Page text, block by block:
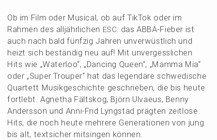
Ob im Film oder Musical, ob auf TikTok oder im
Rahmen des alljähr­li­chen ESC: das ABBA-Fieber ist
auch nach bald fünfzig Jahren unver­wüst­lich und
heizt sich bestän­dig neu auf! Mit unver­gess­li­chen
Hits wie „Water­loo“, „Dancing Queen“, „Mamma Mia“
oder „Super Trouper“ hat das legen­dä­re schwe­di­sche
Quartett Musik­ge­schich­te geschrie­ben, die bis heute
fortlebt. Agnetha Fälts­kog, Björn Ulvaeus, Benny
Anders­son und Anni-Frid Lyngstad prägten zeitlo­se
Hits, die noch heute mehre­re Genera­tio­nen von jung
bis alt, textsi­cher mitsin­gen können.